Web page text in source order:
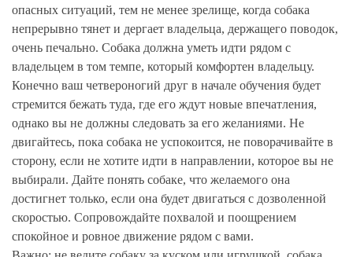
опасных ситуаций, тем не менее зрелище, когда собака
непрерывно тянет и дергает владельца, держащего поводок,
очень печально. Собака должна уметь идти рядом с
владельцем в том темпе, который комфортен владельцу.
Конечно ваш четвероногий друг в начале обучения будет
стремится бежать туда, где его ждут новые впечатления,
однако вы не должны следовать за его желаниями. Не
двигайтесь, пока собака не успокоится, не поворачивайте в
сторону, если не хотите идти в направлении, которое вы не
выбирали. Дайте понять собаке, что желаемого она
достигнет только, если она будет двигаться с дозволенной
скоростью. Сопровождайте похвалой и поощрением
спокойное и ровное движение рядом с вами.